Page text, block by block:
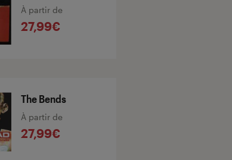
À partir de
27,99€
The Bends
À partir de
27,99€